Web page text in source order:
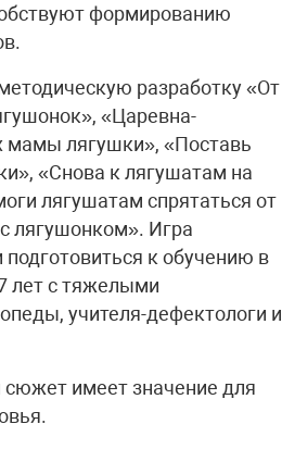
формированию
разработку «От
«Царевна-
мамы лягушки», «Поставь
«Снова к лягушатам на
лягушатам спрятаться от
лягушонком». Игра
к обучению в
лет с тяжелыми
учителя-дефектологи и
имеет значение для